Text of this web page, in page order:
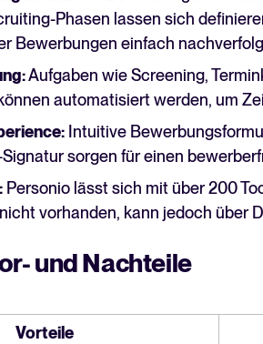
Phasen lassen sich
Bewerbungen einfach
Aufgaben wie Screening,
automatisiert werden, um
Intuitive
sorgen für einen
Personio lässt sich mit über 200
vorhanden, kann jedoch über
und Nachteile
Vorteile